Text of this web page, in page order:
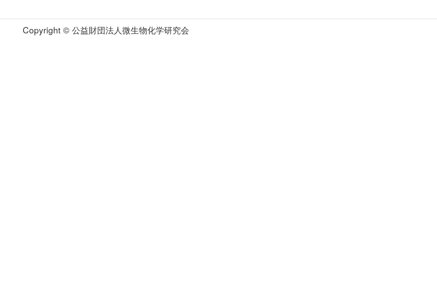
Copyright © 公益財団法人微生物化学研究会